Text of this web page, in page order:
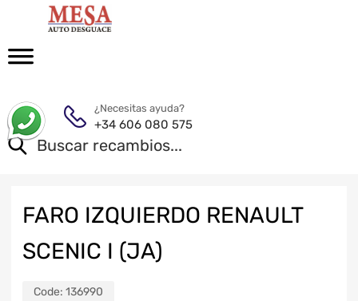
¿Necesitas ayuda?
+34 606 080 575
FARO IZQUIERDO RENAULT
SCENIC I (JA)
Code: 136990